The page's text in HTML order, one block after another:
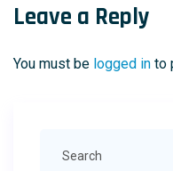
Leave a Reply
You must be logged in to